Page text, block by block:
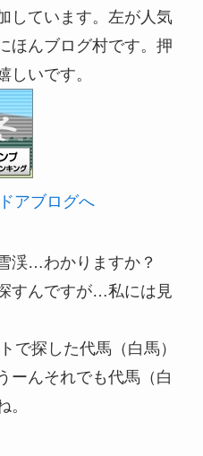
しています。左が人気
ほんブログ村です。押
しいです。
渓…わかりますか？
すんですが…私には見
で探した代馬（白馬）
ーんそれでも代馬（白
。